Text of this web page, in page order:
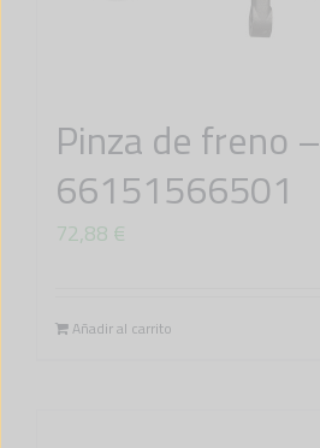
Pinza de freno –
66151566501
72,88 €
Añadir al carrito